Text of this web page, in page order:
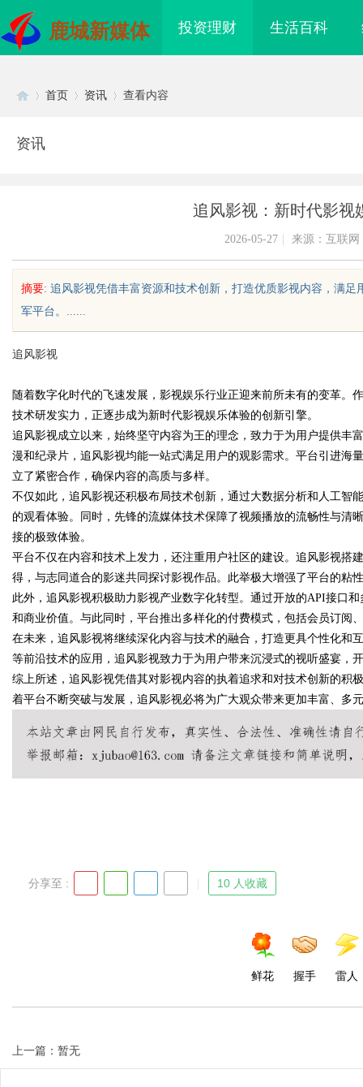
鹿城新媒体 投资理财 生活百科
uz
!
首页 资讯 查看内容
资讯
追风影视：新时代影视
2026-05-27 来源：互联网
摘要: 追风影视凭借丰富资源和技术创新，打造优质影视内容，满
军平台。......
追风影视
随着数字化时代的飞速发展，影视娱乐行业正迎来前所未有的变革。
技术研发实力，正逐步成为新时代影视娱乐体验的创新引擎。
追风影视成立以来，始终坚守内容为王的理念，致力于为用户提供丰
漫和纪录片，追风影视均能一站式满足用户的观影需求。平台引进海
立了紧密合作，确保内容的高质与多样。
不仅如此，追风影视还积极布局技术创新，通过大数据分析和人工智
的观看体验。同时，先锋的流媒体技术保障了视频播放的流畅性与清
接的极致体验。
平台不仅在内容和技术上发力，还注重用户社区的建设。追风影视搭
得，与志同道合的影迷共同探讨影视作品。此举极大增强了平台的粘
此外，追风影视积极助力影视产业数字化转型。通过开放的API接口
和商业价值。与此同时，平台推出多样化的付费模式，包括会员订阅
在未来，追风影视将继续深化内容与技术的融合，打造更具个性化和
等前沿技术的应用，追风影视致力于为用户带来沉浸式的视听盛宴，
综上所述，追风影视凭借其对影视内容的执着追求和对技术创新的积
着平台不断突破与发展，追风影视必将为广大观众带来更加丰富、多
分享至 : 10 人收藏
鲜花 握手 雷人
上一篇：暂无
配眼镜
与智蓝全系解析，跑得多省得多